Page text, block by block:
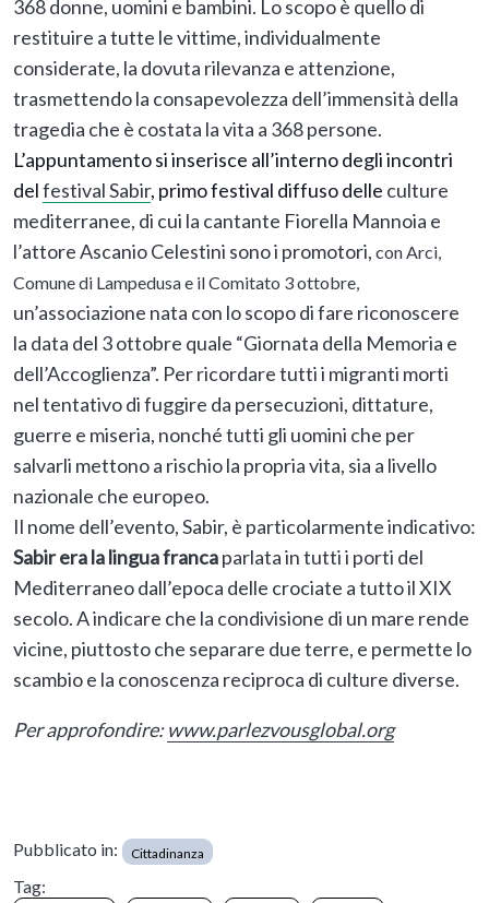
368 donne, uomini e bambini. Lo scopo è quello di
restituire a tutte le vittime, individualmente
considerate, la dovuta rilevanza e attenzione,
trasmettendo la consapevolezza dell’immensità della
tragedia che è costata la vita a 368 persone.
L’appuntamento si inserisce all’interno degli incontri
delfestival Sabir, primo festival diffuso delle culture
mediterranee, di cui la cantante Fiorella Mannoia e
l’attore Ascanio Celestini sono i promotori, con Arci,
Comune di Lampedusa e il Comitato 3 ottobre,
un’associazione nata con lo scopo di fare riconoscere
la data del 3 ottobre quale “Giornata della Memoria e
dell’Accoglienza”. Per ricordare tutti i migranti morti
nel tentativo di fuggire da persecuzioni, dittature,
guerre e miseria, nonché tutti gli uomini che per
salvarli mettono a rischio la propria vita, sia a livello
nazionale che europeo.
Il nome dell’evento, Sabir, è particolarmente indicativo:
Sabir era la lingua francaparlata in tutti i porti del
Mediterraneo dall’epoca delle crociate a tutto il XIX
secolo. A indicare che la condivisione di un mare rende
vicine, piuttosto che separare due terre, e permette lo
scambio e la conoscenza reciproca di culture diverse.
Per approfondire:www.parlezvousglobal.org
Pubblicato in: Cittadinanza
Tag: